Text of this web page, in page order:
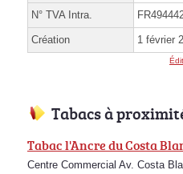
N° TVA Intra.
Création 1 février
Tabacs à
Tabac l'Ancre du Costa
Centre Commercial Av. Costa